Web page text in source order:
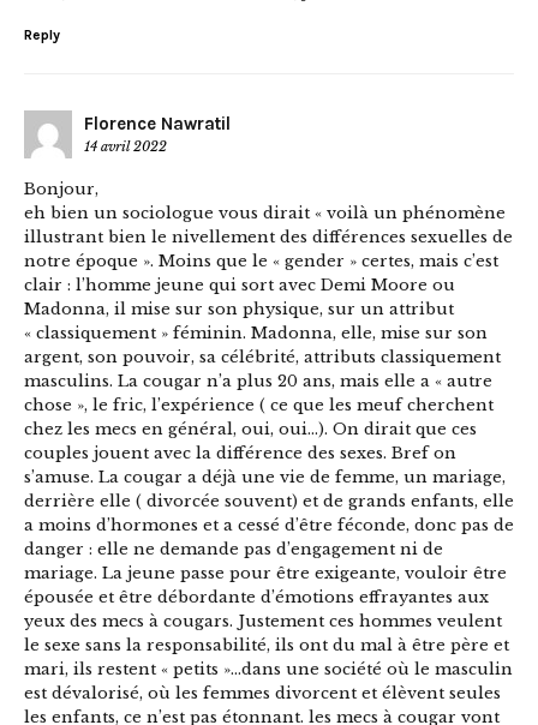
Reply
Florence Nawratil
14 avril 2022
Bonjour,
eh bien un sociologue vous dirait « voilà un phénomène
illustrant bien le nivellement des différences sexuelles de
notre époque ». Moins que le « gender » certes, mais c’est
clair : l’homme jeune qui sort avec Demi Moore ou
Madonna, il mise sur son physique, sur un attribut
« classiquement » féminin. Madonna, elle, mise sur son
argent, son pouvoir, sa célébrité, attributs classiquement
masculins. La cougar n’a plus 20 ans, mais elle a « autre
chose », le fric, l’expérience ( ce que les meuf cherchent
chez les mecs en général, oui, oui…). On dirait que ces
couples jouent avec la différence des sexes. Bref on
s’amuse. La cougar a déjà une vie de femme, un mariage,
derrière elle ( divorcée souvent) et de grands enfants, elle
a moins d’hormones et a cessé d’être féconde, donc pas de
danger : elle ne demande pas d’engagement ni de
mariage. La jeune passe pour être exigeante, vouloir être
épousée et être débordante d’émotions effrayantes aux
yeux des mecs à cougars. Justement ces hommes veulent
le sexe sans la responsabilité, ils ont du mal à être père et
mari, ils restent « petits »…dans une société où le masculin
est dévalorisé, où les femmes divorcent et élèvent seules
les enfants, ce n’est pas étonnant. les mecs à cougar vont